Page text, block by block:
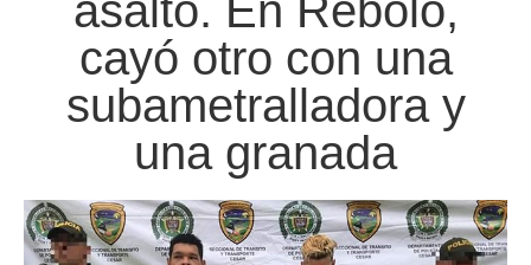
asalto. En Rebolo,
cayó otro con una
subametralladora y
una granada